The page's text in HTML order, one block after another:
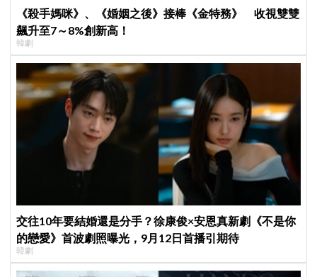
《殺手媽咪》、《婚姻之後》接棒《金特務》 收視雙雙
飆升至7～8%創新高！
韓劇
交往10年要結婚還是分手？徐康俊×安恩真新劇《不是你
的戀愛》首波劇照曝光，9月12日首播引期待
韓劇